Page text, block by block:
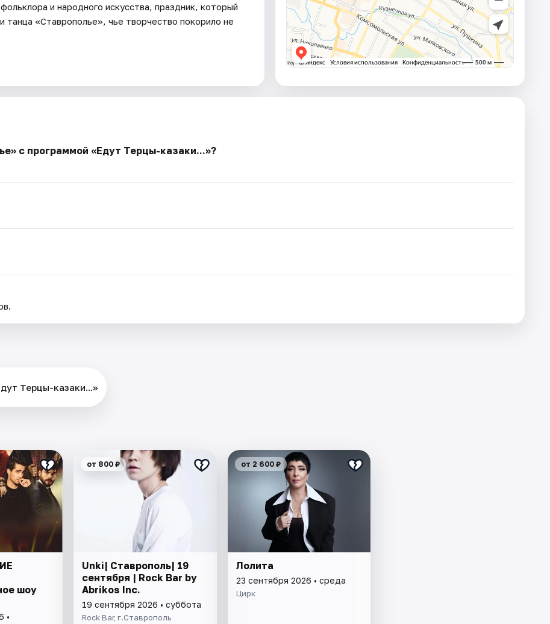
и народного искусства, праздник, который
танца «Ставрополье», чье творчество покорило не
с программой «Едут Терцы-казаки...»?
Терцы-казаки...»
шоу
•
от 800 ₽
Unki| Ставрополь| 19
сентября | Rock Bar by
Abrikos Inc.
19 сентября 2026 • суббота
Rock Bar, г.Ставрополь
от 2 600 ₽
Лолита
23 сентября 2026 • среда
Цирк